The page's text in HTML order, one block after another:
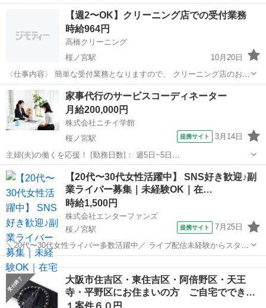
方でも大丈夫です。 例えば、 シーツ等を機械へ流しいれ、 2人ペアで
シーツを畳んでいただきます。 そのほかの業務においても 難しい専門
知識はいらず、 未経...
桜ノ宮駅 その他
【週2〜OK】クリーニング店での受付業務
時給964円
高橋クリーニング
桜ノ宮駅
10月20日
〈仕事内容〉 簡単な受付業務となりますので、 クリーニング店のお仕
事が未経験の方でも大丈夫です！ 衣類のお預かり、お渡し、会計業務
をお任せします。 お仕事をする上で、 洗濯に関する知識も自然と身に
ついてきます。 レギュラ...
大阪 大阪市 桜ノ宮駅 その他
家事代行のサービスコーディネーター
月給200,000円
株式会社ニチイ学館
桜ノ宮駅
提携サイト 3月14日
主婦(夫)の働くを応援！ [勤務日数]： 週5日~5日
09:00~18:00/10:00~19:00/08:00~17:00 月/火/水/木/金/土/日 などから選
べます [勤務地・最寄駅]： 大阪府大阪市都島区※事務...
大阪 桜ノ宮駅 その他
【20代〜30代女性活躍中】 SNS好き歓迎♪副
業ライバー募集｜未経験OK｜在…
時給1,500円
株式会社エンターファンズ
桜ノ宮駅
提携サイト 7月25日
＼20代〜30代女性ライバー多数活躍中／ ライブ配信未経験からスター
トした方がほとんど！ SNSやコミュニケーションが好きな方であれば
経験は問いません。 【所属特典】 ・専属マネージャーによるサポート
・未経験向け...
大阪 大阪市
大阪市住吉区・東住吉区・阿倍野区・天王
寺・平野区にお住まいの方 ご自宅ででき
る…
１案件６０円